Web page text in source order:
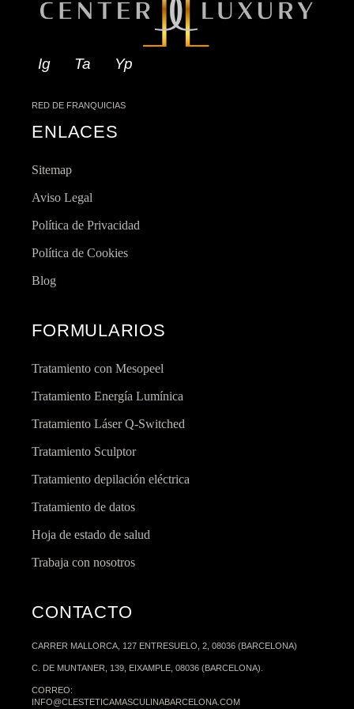
Ig Ta Yp
RED DE FRANQUICIAS
ENLACES
Sitemap
Aviso Legal
Política de Privacidad
Política de Cookies
Blog
FORMULARIOS
Tratamiento con Mesopeel
Tratamiento Energía Lumínica
Tratamiento Láser Q-Switched
Tratamiento Sculptor
Tratamiento depilación eléctrica
Tratamiento de datos
Hoja de estado de salud
Trabaja con nosotros
CONTACTO
CARRER MALLORCA, 127 ENTRESUELO, 2, 08036 (BARCELONA)
C. DE MUNTANER, 139, EIXAMPLE, 08036 (BARCELONA).
CORREO:
INFO@CLESTETICAMASCULINABARCELONA.COM